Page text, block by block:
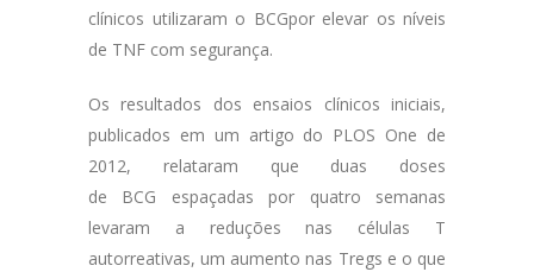
clínicos utilizaram o BCGpor elevar os níveis
de TNF com segurança.
Os resultados dos ensaios clínicos iniciais,
publicados em um artigo do PLOS One de
2012, relataram que duas doses
de BCG espaçadas por quatro semanas
levaram a reduções nas células T
autorreativas, um aumento nas Tregs e o que